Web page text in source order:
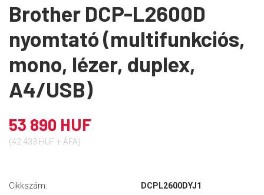
Brother DCP-L2600D
nyomtató (multifunkciós,
mono, lézer, duplex,
A4/USB)
53 890 HUF
(42 433 HUF + ÁFA)
Cikkszám:
DCPL2600DYJ1